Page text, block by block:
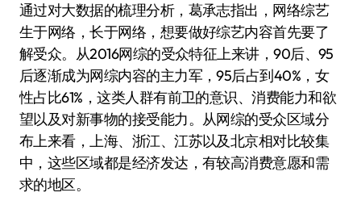
通过对大数据的梳理分析，葛承志指出，网络综艺
生于网络，长于网络，想要做好综艺内容首先要了
解受众。从2016网综的受众特征上来讲，90后、95
后逐渐成为网综内容的主力军，95后占到40%，女
性占比61%，这类人群有前卫的意识、消费能力和欲
望以及对新事物的接受能力。从网综的受众区域分
布上来看，上海、浙江、江苏以及北京相对比较集
中，这些区域都是经济发达，有较高消费意愿和需
求的地区。